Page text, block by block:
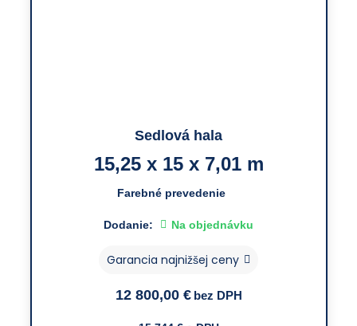
Sedlová hala
15,25 x 15 x 7,01 m
Farebné prevedenie
Dodanie: Na objednávku
Garancia najnižšej ceny
12 800,00 € bez DPH